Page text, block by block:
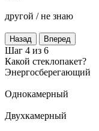
другой / не знаю
Назад Вперед
Шаг 4 из 6
Какой стеклопакет?
Энергосберегающий
Однокамерный
Двухкамерный